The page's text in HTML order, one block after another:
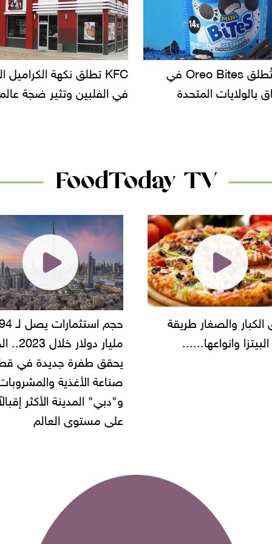
KFC تطلق نكهة الكراميل المملح
وتثير ضجة عالمية
دعوات للتحقيق في أسباب
سحب بعض ألبان
FoodToday TV
حجم استثمارات يصل لـ 94
"أمن القاهرة" يضبط
شركة مطاعم استولى على
أموال المواطنين بزعم